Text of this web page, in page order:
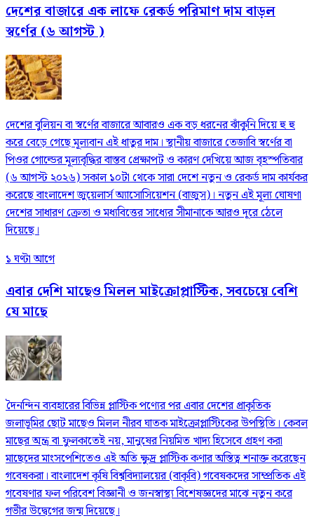
দেশের বাজারে এক লাফে রেকর্ড পরিমাণ দাম বাড়ল
স্বর্ণের (৬ আগস্ট )
দেশের বুলিয়ন বা স্বর্ণের বাজারে আবারও এক বড় ধরনের ঝাঁকুনি দিয়ে হু হু
করে বেড়ে গেছে মূল্যবান এই ধাতুর দাম। স্থানীয় বাজারে তেজাবি স্বর্ণের বা
পিওর গোল্ডের মূল্যবৃদ্ধির বাস্তব প্রেক্ষাপট ও কারণ দেখিয়ে আজ বৃহস্পতিবার
(৬ আগস্ট ২০২৬) সকাল ১০টা থেকে সারা দেশে নতুন ও রেকর্ড দাম কার্যকর
করেছে বাংলাদেশ জুয়েলার্স অ্যাসোসিয়েশন (বাজুস)। নতুন এই মূল্য ঘোষণা
দেশের সাধারণ ক্রেতা ও মধ্যবিত্তের সাধ্যের সীমানাকে আরও দূরে ঠেলে
দিয়েছে।
১ ঘণ্টা আগে
এবার দেশি মাছেও মিলল মাইক্রোপ্লাস্টিক, সবচেয়ে বেশি
যে মাছে
দৈনন্দিন ব্যবহারের বিভিন্ন প্লাস্টিক পণ্যের পর এবার দেশের প্রাকৃতিক
জলাভূমির ছোট মাছেও মিলল নীরব ঘাতক মাইক্রোপ্লাস্টিকের উপস্থিতি। কেবল
মাছের অন্ত্র বা ফুলকাতেই নয়, মানুষের নিয়মিত খাদ্য হিসেবে গ্রহণ করা
মাছেদের মাংসপেশিতেও এই অতি ক্ষুদ্র প্লাস্টিক কণার অস্তিত্ব শনাক্ত করেছেন
গবেষকরা। বাংলাদেশ কৃষি বিশ্ববিদ্যালয়ের (বাকৃবি) গবেষকদের সাম্প্রতিক এই
গবেষণার ফল পরিবেশ বিজ্ঞানী ও জনস্বাস্থ্য বিশেষজ্ঞদের মাঝে নতুন করে
গভীর উদ্বেগের জন্ম দিয়েছে।